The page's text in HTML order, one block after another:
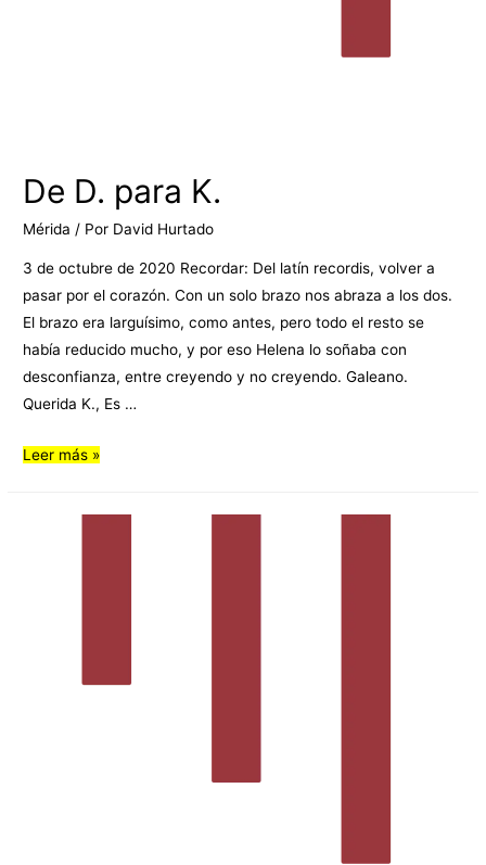
De D. para K.
Mérida / Por David Hurtado
3 de octubre de 2020 Recordar: Del latín recordis, volver a
pasar por el corazón. Con un solo brazo nos abraza a los dos.
El brazo era larguísimo, como antes, pero todo el resto se
había reducido mucho, y por eso Helena lo soñaba con
desconfianza, entre creyendo y no creyendo. Galeano.
Querida K., Es …
Leer más »